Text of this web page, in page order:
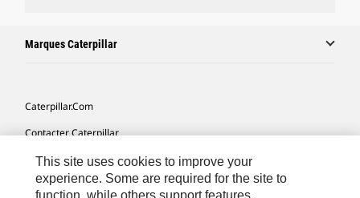
Marques Caterpillar
Caterpillar.com
Contacter Caterpillar
Mes Préférences Marketing
Plan Du Site
This site uses cookies to improve your
experience. Some are required for the site to
function, while others support features,